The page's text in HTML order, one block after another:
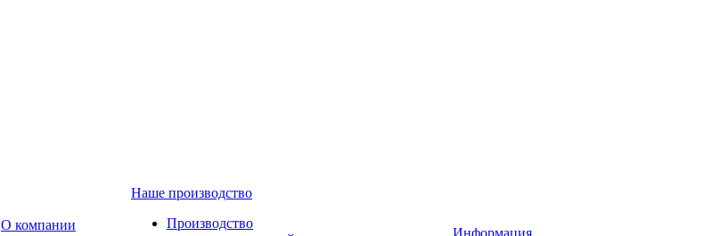
О компании
Наше производство
Производство
Информация